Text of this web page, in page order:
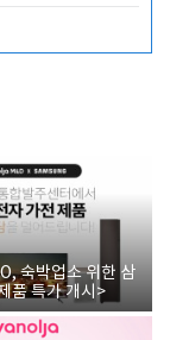
숙박업소 위한 삼
품 특가 개시>